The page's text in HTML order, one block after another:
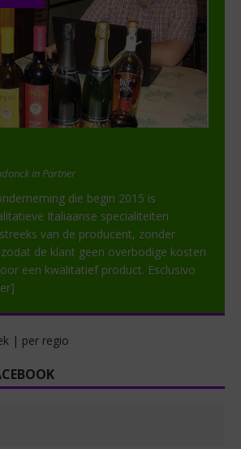
in Partner
die begin 2015 is
Italiaanse specialiteiten
van de producent, zonder
de klant geen overbodige kosten
een kwalitatief product. Esclusivo
| per regio